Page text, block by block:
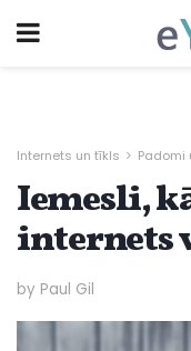
Internets un tīkls Padomi
Iemesli,
internets
by Paul Gil